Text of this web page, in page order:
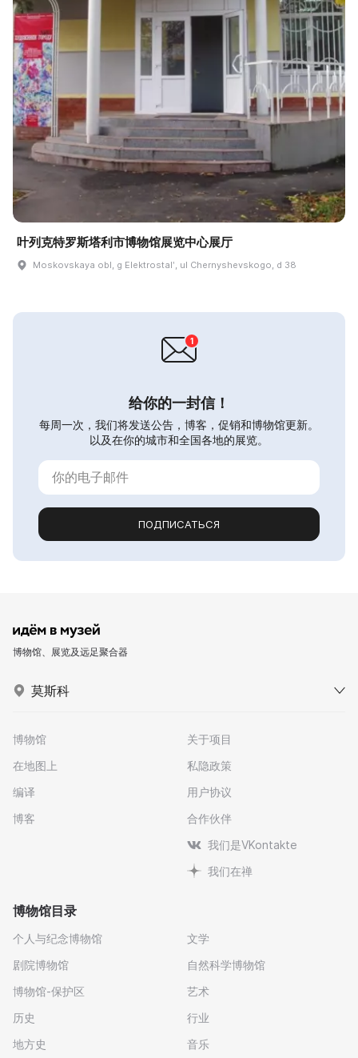
叶列克特罗斯塔利市博物馆展览中心展厅
Moskovskaya obl, g Elektrostalʹ, ul Chernyshevskogo, d 38
给你的一封信！
每周一次，我们将发送公告，博客，促销和博物馆更新。
以及在你的城市和全国各地的展览。
ПОДПИСАТЬСЯ
博物馆、展览及远足聚合器
莫斯科
博物馆
在地图上
编译
博客
关于项目
私隐政策
用户协议
合作伙伴
我们是VKontakte
我们在禅
博物馆目录
个人与纪念博物馆
剧院博物馆
博物馆-保护区
历史
地方史
文学
自然科学博物馆
艺术
行业
音乐